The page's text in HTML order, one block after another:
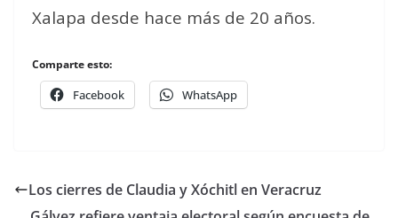
Xalapa desde hace más de 20 años.
Comparte esto:
Facebook WhatsApp
Los cierres de Claudia y Xóchitl en Veracruz